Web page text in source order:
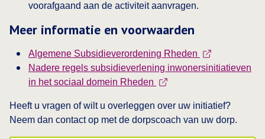
voorafgaand aan de activiteit aanvragen.
Meer informatie en voorwaarden
Algemene Subsidieverordening Rheden Deze link
Nadere regels subsidieverlening inwonersinitiatieven
in het sociaal domein Rheden Deze link opent in een
Heeft u vragen of wilt u overleggen over uw initiatief?
Neem dan contact op met de dorpscoach van uw dorp.